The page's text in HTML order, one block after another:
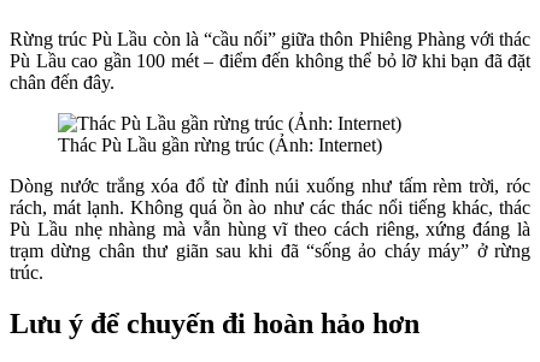
Rừng trúc Pù Lầu còn là “cầu nối” giữa thôn Phiêng Phàng với thác
Pù Lầu cao gần 100 mét – điểm đến không thể bỏ lỡ khi bạn đã đặt
chân đến đây.
Thác Pù Lầu gần rừng trúc (Ảnh: Internet)
Dòng nước trắng xóa đổ từ đỉnh núi xuống như tấm rèm trời, róc
rách, mát lạnh. Không quá ồn ào như các thác nổi tiếng khác, thác
Pù Lầu nhẹ nhàng mà vẫn hùng vĩ theo cách riêng, xứng đáng là
trạm dừng chân thư giãn sau khi đã “sống ảo cháy máy” ở rừng
trúc.
Lưu ý để chuyến đi hoàn hảo hơn